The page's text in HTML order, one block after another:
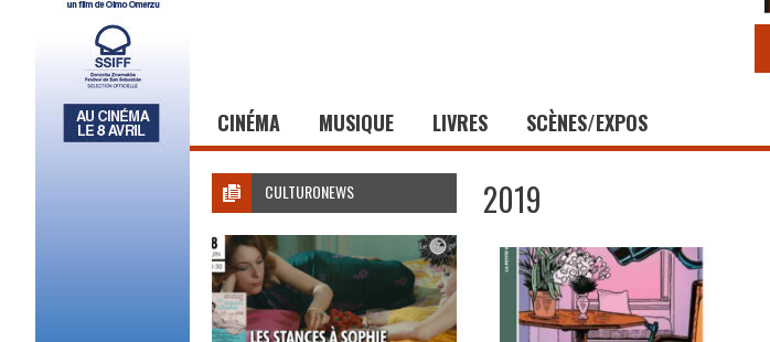
CINÉMA MUSIQUE LIVRES SCÈNES/EXPOS
2019
CULTURONEWS